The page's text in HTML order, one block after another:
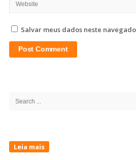
Salvar meus dados neste
Search
Leia mais